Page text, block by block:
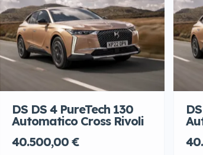
DS DS 4 PureTech 130
Automatico Cross Rivoli
40.500,00 €